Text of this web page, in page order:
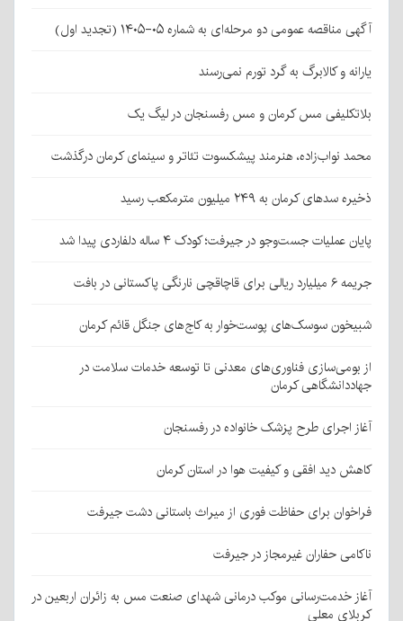
آگهی مناقصه عمومی دو مرحله‌ای به شماره ۰۵-۱۴۰۵ (تجدید اول)
یارانه و کالابرگ به گرد تورم نمی‌رسند
بلاتکلیفی مس کرمان و مس رفسنجان در لیگ یک
محمد نواب‌زاده، هنرمند پیشکسوت تئاتر و سینمای کرمان درگذشت
ذخیره سدهای کرمان به ۲۴۹ میلیون مترمکعب رسید
پایان عملیات جست‌وجو در جیرفت؛ کودک ۴ ساله دلفاردی پیدا شد
جریمه ۶ میلیارد ریالی برای قاچاقچی نارنگی پاکستانی در بافت
شبیخون سوسک‌های پوست‌خوار به کاج‌های جنگل قائم کرمان
از بومی‌سازی فناوری‌های معدنی تا توسعه خدمات سلامت در
جهاددانشگاهی کرمان
آغاز اجرای طرح پزشک خانواده در رفسنجان
کاهش دید افقی و کیفیت هوا در استان کرمان
فراخوان برای حفاظت فوری از میراث باستانی دشت جیرفت
ناکامی حفاران غیرمجاز در جیرفت
آغاز خدمت‌رسانی موکب درمانی شهدای صنعت مس به زائران اربعین در
کربلای معلی